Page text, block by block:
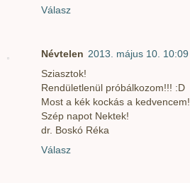
Válasz
Névtelen 2013. május 10. 10:09
Sziasztok!
Rendületlenül próbálkozom!!! :D
Most a kék kockás a kedvencem!
Szép napot Nektek!
dr. Boskó Réka
Válasz